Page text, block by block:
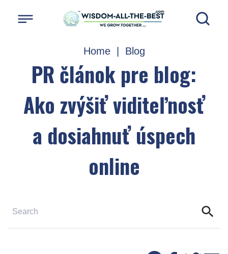
Home| Blog
PR článok pre blog:
Ako zvýšiť viditeľnosť
a dosiahnuť úspech
online